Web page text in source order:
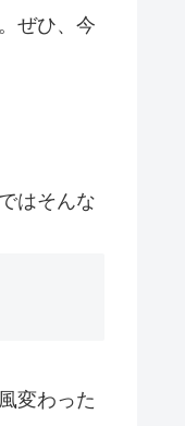
ぜひ、今
はそんな
変わった